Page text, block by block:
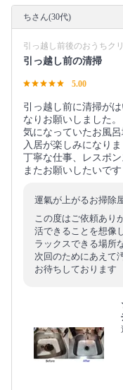
ちさん(30代)
引っ越し前後のおうちク
引っ越し前の清掃
5.00
引っ越し前に清掃が
なりお願いしました。
気になっていたお風
入居が楽しみになりま
丁寧な仕事、レスポ
またお願いしたいです
運氣が上がるお掃除
この度はご依頼あり
活できることを想像
ラックスできる場所
次回のためにあえて
お待ちしております